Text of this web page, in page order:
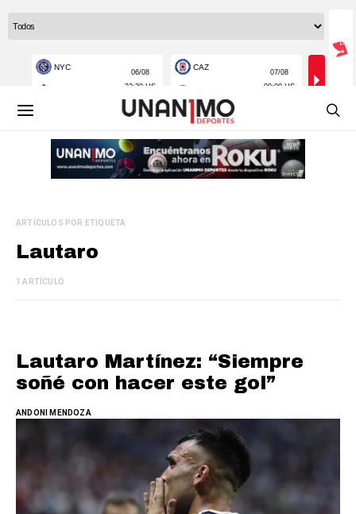
ARTÍCULOS POR ETIQUETA
Lautaro
1 ARTÍCULO
Lautaro Martínez: “Siempre
soñé con hacer este gol”
ANDONI MENDOZA